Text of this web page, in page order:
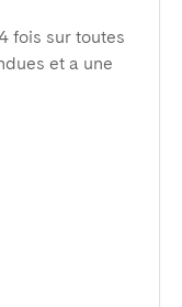
fois sur toutes
et a une